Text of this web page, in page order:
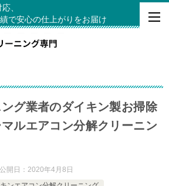
、
で安心の仕上がりをお届け
グ業者のダイキン製お掃除
ルエアコン分解クリーニン
公開日： 2020年4月8日